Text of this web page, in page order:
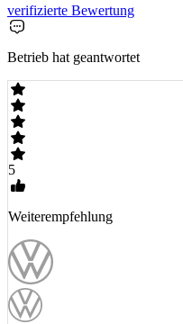
verifizierte Bewertung
Betrieb hat geantwortet
5
Weiterempfehlung